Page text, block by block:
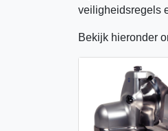
veiligheidsregels
Bekijk hieronder